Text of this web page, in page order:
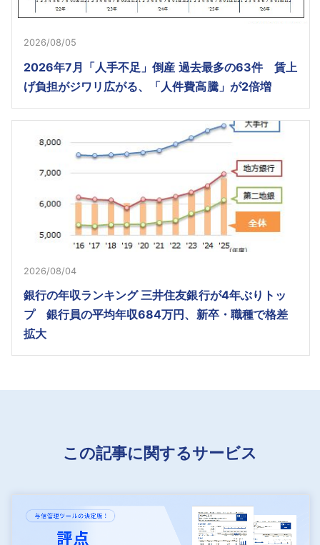
2026/08/05
2026年7月「人手不足」倒産 過去最多の63件 賃上
げ負担がジワリ広がる、「人件費高騰」が2倍増
2026/08/04
銀行の年収ランキング 三井住友銀行が4年ぶりトッ
プ 銀行員の平均年収684万円、新卒・職種で格差
拡大
この記事に関するサービス